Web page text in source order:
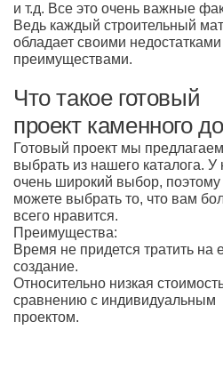
и т.д. Все это очень важные
Ведь каждый строительный
обладает своими недостатками
преимуществами.
Что такое готовый
проект каменного
Готовый проект мы предлагаем
выбрать из нашего каталога. У
очень широкий выбор, поэтому
можете выбрать то, что вам
всего нравится.
Преимущества:
Время не придется тратить на
создание.
Относительно низкая
сравнению с индивидуальным
проектом.